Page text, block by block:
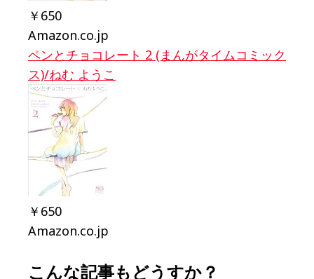
￥650
Amazon.co.jp
ペンとチョコレート 2 (まんがタイムコミック
ス)/ねむ ようこ
￥650
Amazon.co.jp
こんな記事もどうすか？